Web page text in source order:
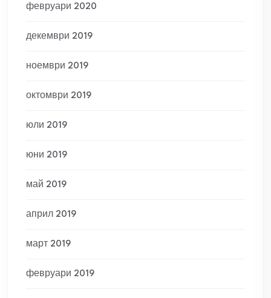
февруари 2020
декември 2019
ноември 2019
октомври 2019
юли 2019
юни 2019
май 2019
април 2019
март 2019
февруари 2019